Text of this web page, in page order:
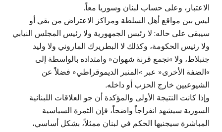
الاعتبار، وعلى حساب لبنان وسوريا معاً.
ليس بين مواقع أهل السلطة ومراكز الاعتراض من بقي أو
سيبقى على حاله: لا رئيس الجمهورية ولا رئيس المجلس النيابي
ولا رئيس الحكومة، وكذلك لا البطريرك الماروني ولا وليد
جنبلاط، ولا »تجمع قرنة شهوان« وامتداده بالواسطة إلى
»الضفة الأخرى« عبر »المنبر الديموقراطي« فضلاً عن
الشيوعيين خارج الحزب أو داخله.
وإذا كانت النتيجة الأولى والمؤكدة أن جو العلاقات اللبنانية
السورية سيشهد انفراجاً واضحاً، فإن الثمرة السياسية
المباشرة سيجنيها الحكم في لبنان ممثلاً، بشكل أساسي،